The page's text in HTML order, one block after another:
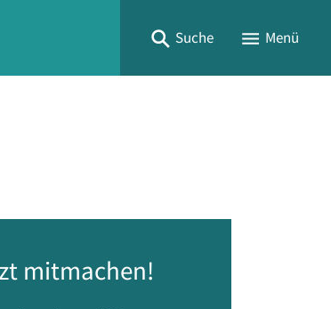
Suche Menü
mitmachen!